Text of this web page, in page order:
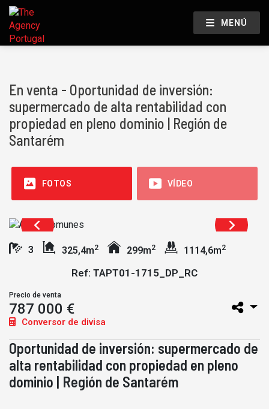
MENÚ
En venta - Oportunidad de inversión:
supermercado de alta rentabilidad con
propiedad en pleno dominio | Región de
Santarém
FOTOS VÍDEO
3 325,4m2 299m2 1114,6m2
Ref: TAPT01-1715_DP_RC
Precio de venta
787 000 €
Conversor de divisa
Oportunidad de inversión: supermercado de
alta rentabilidad con propiedad en pleno
dominio | Región de Santarém